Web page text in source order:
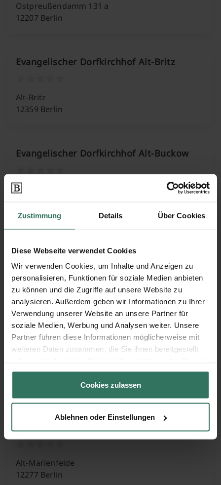
Zustimmung Details Über Cookies
Diese Webseite verwendet Cookies
Wir verwenden Cookies, um Inhalte und Anzeigen zu
personalisieren, Funktionen für soziale Medien anbieten
zu können und die Zugriffe auf unsere Website zu
analysieren. Außerdem geben wir Informationen zu Ihrer
Verwendung unserer Website an unsere Partner für
soziale Medien, Werbung und Analysen weiter. Unsere
Partner führen diese Informationen möglicherweise mit
weiteren Daten zusammen, die Sie ihnen bereitgestellt
gesammelt haben.
Cookies zulassen
Ablehnen oder Einstellungen
Ostpreußendamm 131 a
12207 Berlin
Evangelischer Dorfkirchhof Alt-Britz
Alt-Britz
12359 Berlin
Evangelischer Dorfkirchhof Alt-Buckow
Alt-Buckow 36-38
Alt-Lankwitz
12247 Berlin
Evangelischer Dorfkirchhof Alt-Lichtenrade
Alt-Lichtenrade
Evangelischer Dorfkirchhof Alt-Marienfelde
Alt-Marienfelde
12277 Berlin